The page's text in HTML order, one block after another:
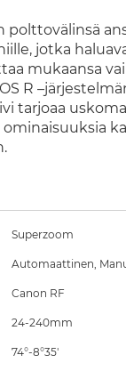
polttovälinsä
jotka
mukaansa
R
tarjoaa
Superzoom
Automaattinen,
Canon RF
24-240mm
74°-8°35'